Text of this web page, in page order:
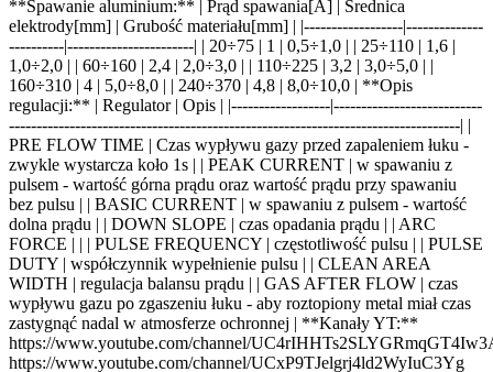
**Spawanie aluminium:** | Prąd spawania[A] | Średnica
elektrody[mm] | Grubość materiału[mm] | |------------------|--------------
----------|-----------------------| | 20÷75 | 1 | 0,5÷1,0 | | 25÷110 | 1,6 |
1,0÷2,0 | | 60÷160 | 2,4 | 2,0÷3,0 | | 110÷225 | 3,2 | 3,0÷5,0 | |
160÷310 | 4 | 5,0÷8,0 | | 240÷370 | 4,8 | 8,0÷10,0 | **Opis
regulacji:** | Regulator | Opis | |------------------|---------------------------
----------------------------------------------------------------------------------| |
PRE FLOW TIME | Czas wypływu gazy przed zapaleniem łuku -
zwykle wystarcza koło 1s | | PEAK CURRENT | w spawaniu z
pulsem - wartość górna prądu oraz wartość prądu przy spawaniu
bez pulsu | | BASIC CURRENT | w spawaniu z pulsem - wartość
dolna prądu | | DOWN SLOPE | czas opadania prądu | | ARC
FORCE | | | PULSE FREQUENCY | częstotliwość pulsu | | PULSE
DUTY | współczynnik wypełnienie pulsu | | CLEAN AREA
WIDTH | regulacja balansu prądu | | GAS AFTER FLOW | czas
wypływu gazu po zgaszeniu łuku - aby roztopiony metal miał czas
zastygnąć nadal w atmosferze ochronnej | **Kanały YT:**
https://www.youtube.com/channel/
https://www.youtube.com/channel/UCxP9TJelgrj4ld2WyIuC3Yg